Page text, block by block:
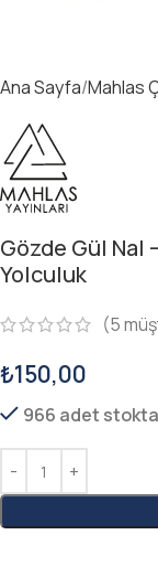
Ana Sayfa Mahlas
Gözde Gül Nal
Yolculuk
(5
₺150,00
966 adet stokta